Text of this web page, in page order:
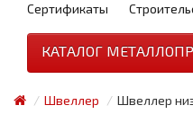
Сертификаты
КАТАЛОГ
Швеллер Швеллер